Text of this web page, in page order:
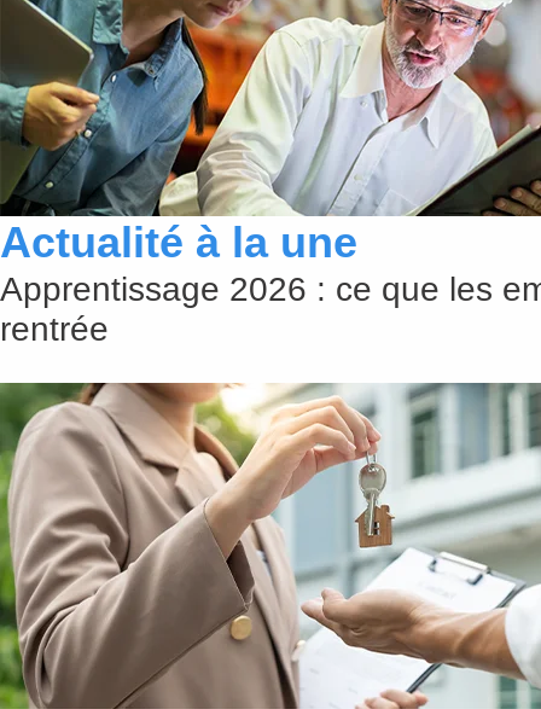
Actualité à la une
Apprentissage 2026 : ce que les
rentrée